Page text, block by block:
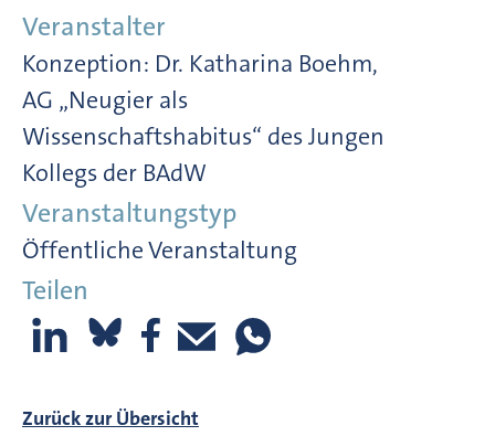
Veranstalter
Konzeption: Dr. Katharina Boehm,
AG „Neugier als
Wissenschaftshabitus“ des Jungen
Kollegs der BAdW
Veranstaltungstyp
Öffentliche Veranstaltung
Teilen
Zurück zur Übersicht